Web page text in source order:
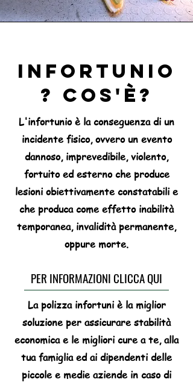
Infortunio
? Cos'è?
L'infortunio è la conseguenza di un
incidente fisico, ovvero un evento
dannoso, imprevedibile, violento,
fortuito ed esterno che produce
lesioni obiettivamente constatabili e
che produca come effetto inabilità
temporanea, invalidità permanente,
oppure morte.
PER INFORMAZIONI CLICCA QUI
La polizza infortuni è la miglior
soluzione per assicurare stabilità
economica e le migliori cure a te, alla
tua famiglia ed ai dipendenti delle
piccole e medie aziende in caso di